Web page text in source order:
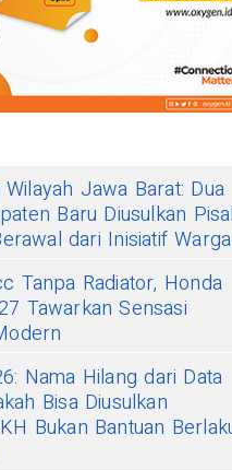
Jawa Barat: Dua
Baru Diusulkan
dari Inisiatif Warga
Tanpa Radiator, Honda
Tawarkan Sensasi
Nama Hilang dari Data
Bisa Diusulkan
Bukan Bantuan